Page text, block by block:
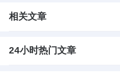
相关文章
24小时热门文章